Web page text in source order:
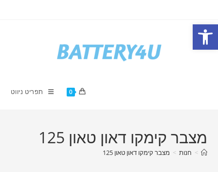
פתח סרגל נגישות
content
0 תפריט ניווט
מצבר קימקו דאון טאון 125
> חנות > מצבר קימקו דאון טאון 125